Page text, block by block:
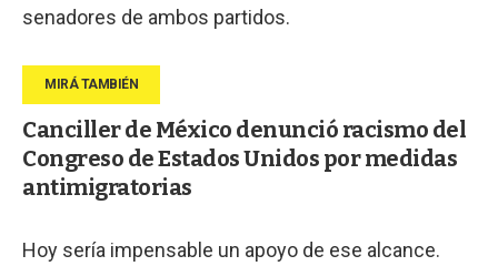
senadores de ambos partidos.
Canciller de México denunció racismo del
Congreso de Estados Unidos por medidas
antimigratorias
Hoy sería impensable un apoyo de ese alcance.